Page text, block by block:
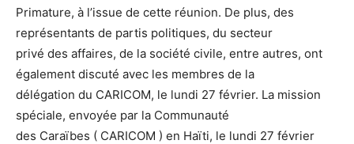
Primature, à l’issue de cette réunion. De plus, des
représentants de partis politiques, du secteur
privé des affaires, de la société civile, entre autres, ont
également discuté avec les membres de la
délégation du CARICOM, le lundi 27 février. La mission
spéciale, envoyée par la Communauté
des Caraïbes ( CARICOM ) en Haïti, le lundi 27 février